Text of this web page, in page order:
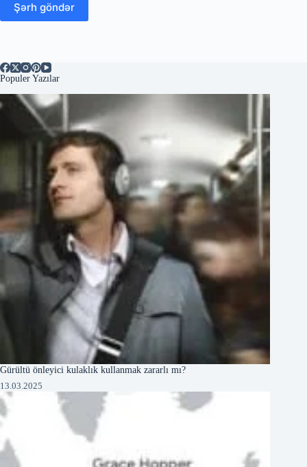
Şərh göndər
Populer Yazılar
Gürültü önleyici kulaklık kullanmak zararlı mı?
13.03.2025